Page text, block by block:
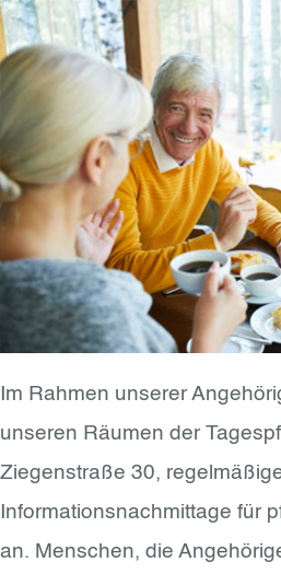
Im Rahmen unserer
unseren Räumen der
Ziegenstraße 30,
Informationsnachmittage für
an. Menschen, die